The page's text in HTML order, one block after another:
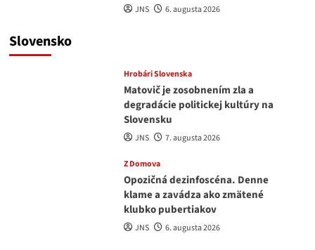
JNS 6. augusta 2026
Slovensko
Hrobári Slovenska
Matovič je zosobnením zla a
degradácie politickej kultúry na
Slovensku
JNS 7. augusta 2026
Z Domova
Opozičná dezinfoscéna. Denne
klame a zavádza ako zmätené
klubko pubertiakov
JNS 6. augusta 2026